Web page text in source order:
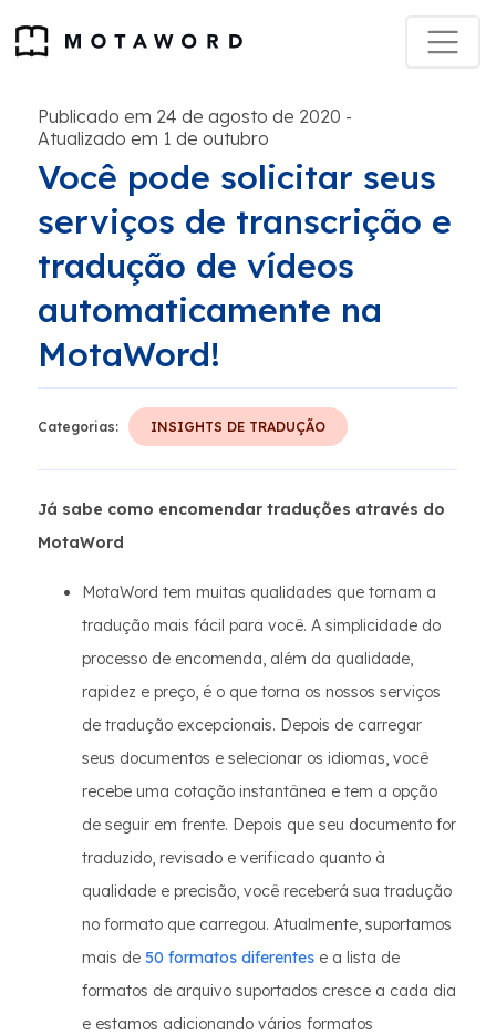
Publicado em 24 de agosto de 2020 -
Atualizado em 1 de outubro
Você pode solicitar seus
serviços de transcrição e
tradução de vídeos
automaticamente na
MotaWord!
Categorias: INSIGHTS DE TRADUÇÃO
Já sabe como encomendar traduções através do
MotaWord
MotaWord tem muitas qualidades que tornam a
tradução mais fácil para você. A simplicidade do
processo de encomenda, além da qualidade,
rapidez e preço, é o que torna os nossos serviços
de tradução excepcionais. Depois de carregar
seus documentos e selecionar os idiomas, você
recebe uma cotação instantânea e tem a opção
de seguir em frente. Depois que seu documento for
traduzido, revisado e verificado quanto à
qualidade e precisão, você receberá sua tradução
no formato que carregou. Atualmente, suportamos
mais de 50 formatos diferentes e a lista de
formatos de arquivo suportados cresce a cada dia
e estamos adicionando vários formatos